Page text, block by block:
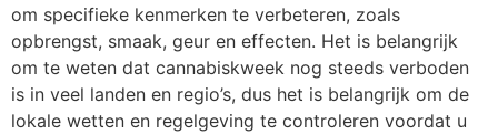
om specifieke kenmerken te verbeteren, zoals
opbrengst, smaak, geur en effecten. Het is belangrijk
om te weten dat cannabiskweek nog steeds verboden
is in veel landen en regio’s, dus het is belangrijk om de
lokale wetten en regelgeving te controleren voordat u